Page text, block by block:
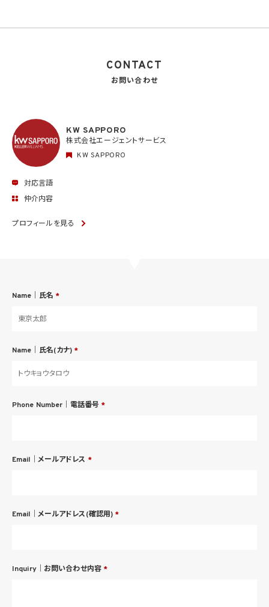
CONTACT
お問い合わせ
KW SAPPORO
株式会社エージェントサービス
KW SAPPORO
対応言語
仲介内容
プロフィールを見る
Name｜氏名 *
Name｜氏名(カナ) *
Phone Number｜電話番号 *
Email｜メールアドレス *
Email｜メールアドレス(確認用) *
Inquiry｜お問い合わせ内容 *